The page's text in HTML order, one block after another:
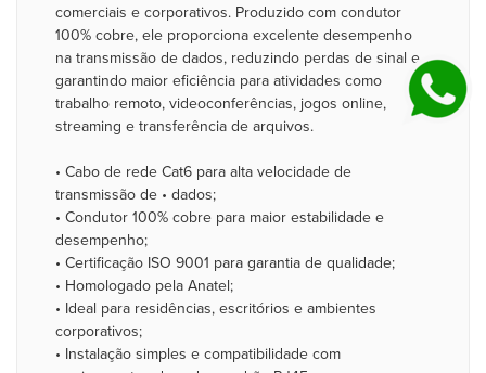
comerciais e corporativos. Produzido com condutor
100% cobre, ele proporciona excelente desempenho
na transmissão de dados, reduzindo perdas de sinal e
garantindo maior eficiência para atividades como
trabalho remoto, videoconferências, jogos online,
streaming e transferência de arquivos.
• Cabo de rede Cat6 para alta velocidade de
transmissão de • dados;
• Condutor 100% cobre para maior estabilidade e
desempenho;
• Certificação ISO 9001 para garantia de qualidade;
• Homologado pela Anatel;
• Ideal para residências, escritórios e ambientes
corporativos;
• Instalação simples e compatibilidade com